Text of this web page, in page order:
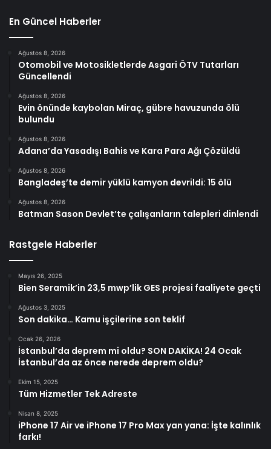
En Güncel Haberler
Ağustos 8, 2026
Otomobil ve Motosikletlerde Asgari ÖTV Tutarları
Güncellendi
Ağustos 8, 2026
Evin önünde kaybolan Miraç, gübre havuzunda ölü
bulundu
Ağustos 8, 2026
Adana’da Yasadışı Bahis ve Kara Para Ağı Çözüldü
Ağustos 8, 2026
Bangladeş’te demir yüklü kamyon devrildi: 15 ölü
Ağustos 8, 2026
Batman Sason Devlet’te çalışanların talepleri dinlendi
Rastgele Haberler
Mayıs 26, 2025
Bien Seramik’in 23,5 mwp’lik GES projesi faaliyete geçti
Ağustos 3, 2025
Son dakika… Kamu işçilerine son teklif
Ocak 26, 2026
İstanbul’da deprem mi oldu? SON DAKİKA! 24 Ocak
İstanbul’da az önce nerede deprem oldu?
Ekim 15, 2025
Tüm Hizmetler Tek Adreste
Nisan 8, 2025
iPhone 17 Air ve iPhone 17 Pro Max yan yana: İşte kalınlık
farkı!